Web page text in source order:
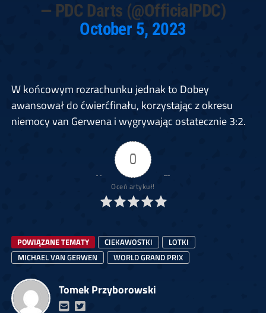
— PDC Darts (@OfficialPDC)
October 5, 2023
W końcowym rozrachunku jednak to Dobey
awansował do ćwierćfinału, korzystając z okresu
niemocy van Gerwena i wygrywając ostatecznie 3:2.
0
Oceń artykuł!
POWIĄZANE TEMATY CIEKAWOSTKI
LOTKI
MICHAEL VAN GERWEN
WORLD GRAND PRIX
Tomek Przyborowski